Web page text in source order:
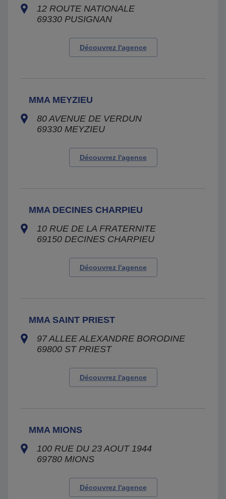
12 ROUTE NATIONALE
69330 PUSIGNAN
Découvrez l'agence
MMA MEYZIEU
80 AVENUE DE VERDUN
69330 MEYZIEU
Découvrez l'agence
MMA DECINES CHARPIEU
10 RUE DE LA FRATERNITE
69150 DECINES CHARPIEU
Découvrez l'agence
MMA SAINT PRIEST
97 ALLEE ALEXANDRE BORODINE
69800 ST PRIEST
Découvrez l'agence
MMA MIONS
100 RUE DU 23 AOUT 1944
69780 MIONS
Découvrez l'agence